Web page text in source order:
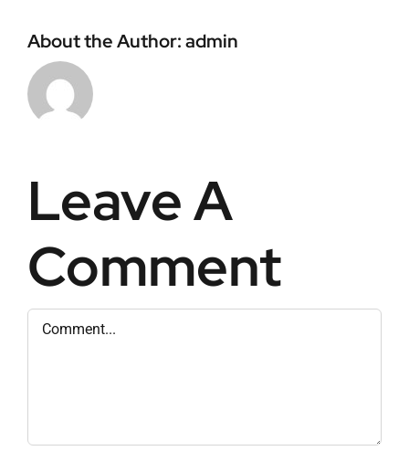
About the Author:admin
Leave A
Comment